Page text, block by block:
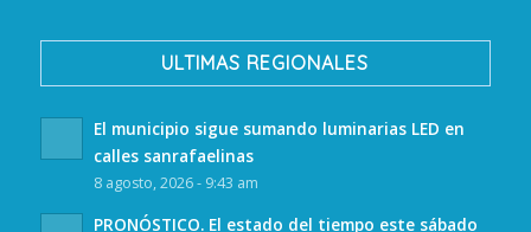
ULTIMAS REGIONALES
El municipio sigue sumando luminarias LED en
calles sanrafaelinas
8 agosto, 2026 - 9:43 am
PRONÓSTICO. El estado del tiempo este sábado